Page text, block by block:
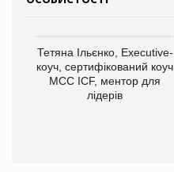
Тетяна Ільєнко, Executive-
коуч, сертифікований коуч
МСС ICF, ментор для
лідерів